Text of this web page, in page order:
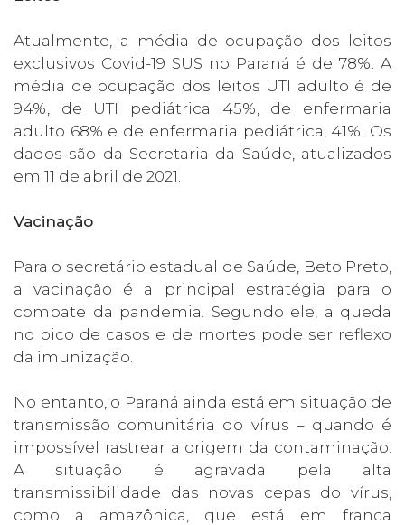
Atualmente, a média de ocupação dos leitos
exclusivos Covid-19 SUS no Paraná é de 78%. A
média de ocupação dos leitos UTI adulto é de
94%, de UTI pediátrica 45%, de enfermaria
adulto 68% e de enfermaria pediátrica, 41%. Os
dados são da Secretaria da Saúde, atualizados
em 11 de abril de 2021.
Vacinação
Para o secretário estadual de Saúde, Beto Preto,
a vacinação é a principal estratégia para o
combate da pandemia. Segundo ele, a queda
no pico de casos e de mortes pode ser reflexo
da imunização.
No entanto, o Paraná ainda está em situação de
transmissão comunitária do vírus – quando é
impossível rastrear a origem da contaminação.
A situação é agravada pela alta
transmissibilidade das novas cepas do vírus,
como a amazônica, que está em franca